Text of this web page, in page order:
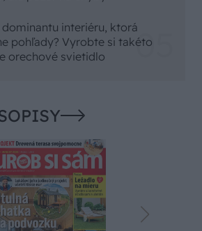
dominantu interiéru, ktorá
pohľady? Vyrobte si takéto
orechové svietidlo